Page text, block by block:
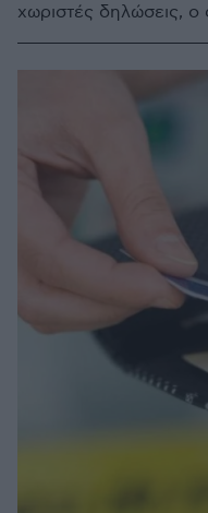
χωριστές δηλώσεις, ο